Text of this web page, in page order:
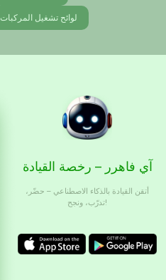
لوائح تشغيل المركبات
آي فاهرر – رخصة القيادة
أتقن القيادة بالذكاء الاصطناعي – حضّر،
تدرّب، ونجح!